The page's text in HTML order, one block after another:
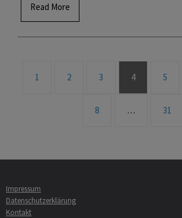
Read More
1 2 3 4 5
8 … 31
Impressum
Datenschutzerklärung
Kontakt